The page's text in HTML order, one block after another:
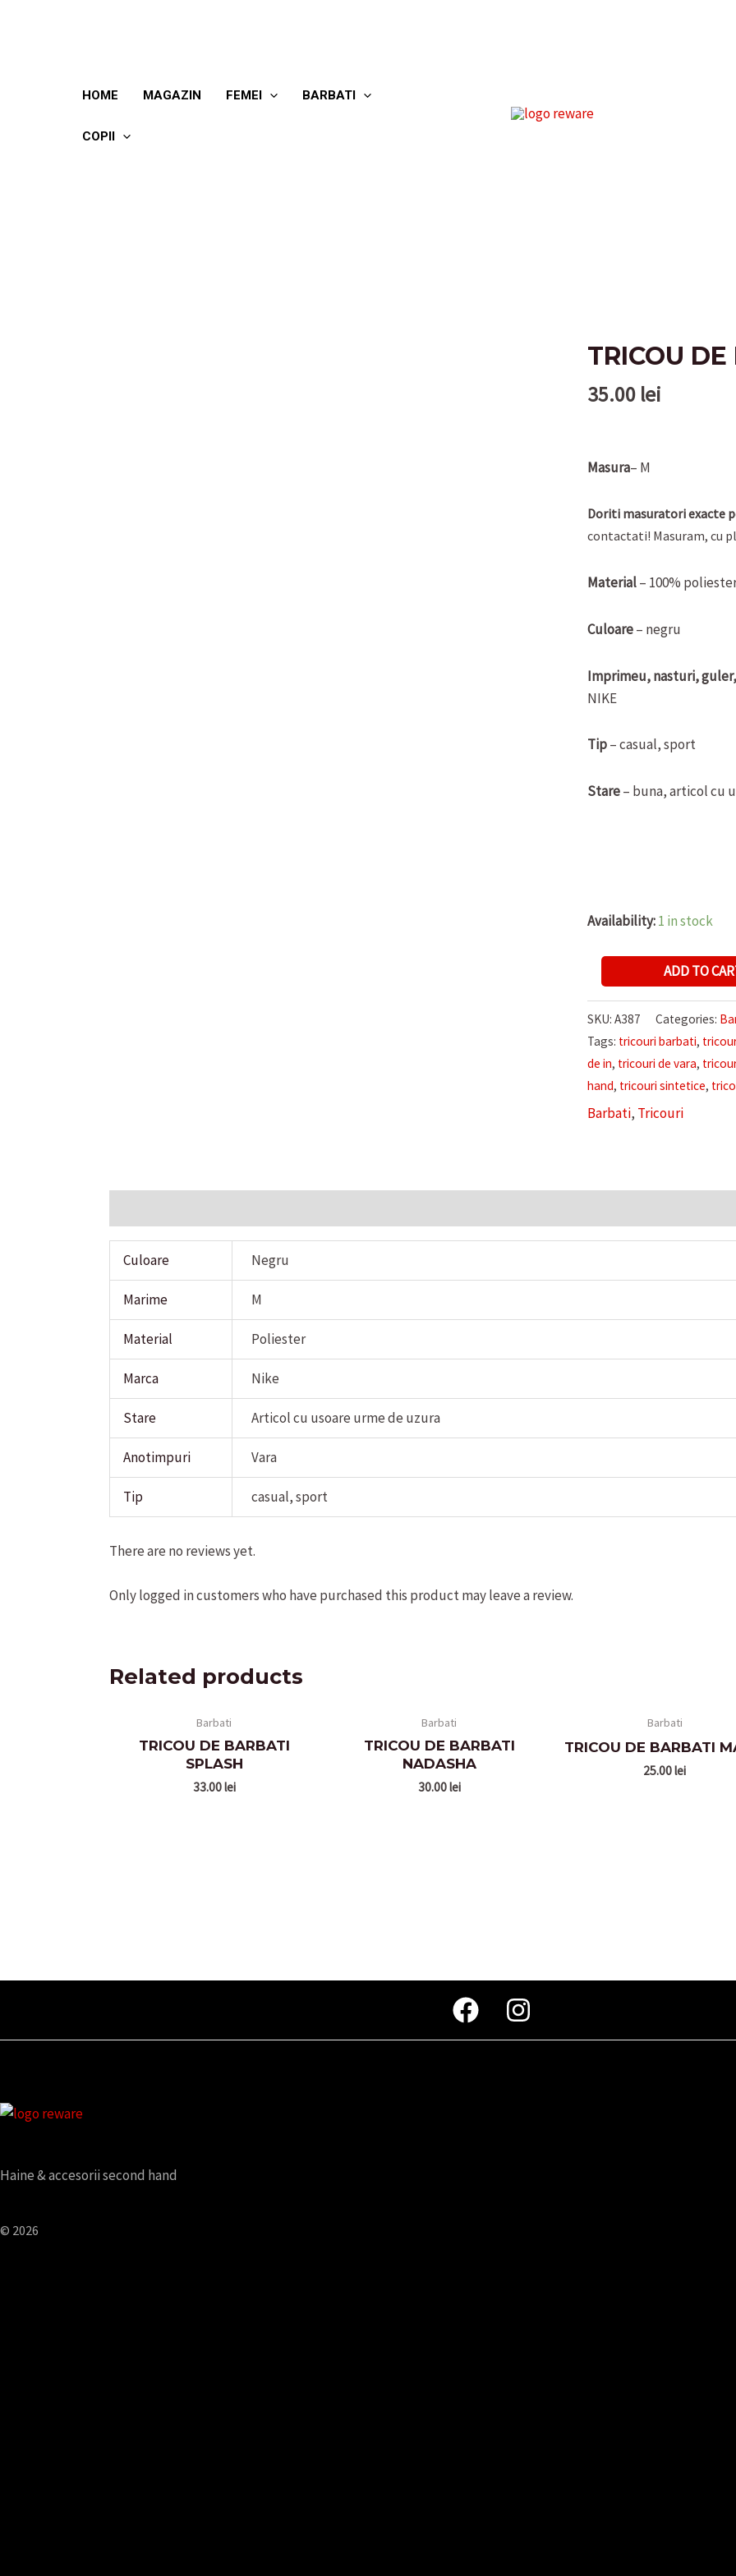
HOME MAGAZIN FEMEI BARBATI
COPII
TRICOU
35.00 lei
Masura– M
Doriti masuratori exacte
contactati! Masuram, cu
Material– 100%
Culoare– negru
Imprimeu, nasturi,
NIKE
Tip– casual, sport
Stare– buna, articol cu
Availability:1 in stock
DE
BARBATI
NIKE
quantity
ADD TO
SKU:A387 Categories:
Tags: tricouri barbati,
de in, tricouri de vara,
hand, tricouri sintetice,
Barbati, Tricouri
Culoare Negru
Marime M
Material Poliester
Marca Nike
Stare Articol cu usoare urme de uzura
Anotimpuri Vara
Tip casual, sport
There are no reviews yet.
Only logged in customers who have purchased this product may leave a review.
Related products
Barbati
TRICOU DE BARBATI
SPLASH
33.00lei
Barbati
TRICOU DE BARBATI
NADASHA
30.00lei
Barbati
TRICOU DE BARBATI
25.00lei
Haine & accesorii second hand
© 2026